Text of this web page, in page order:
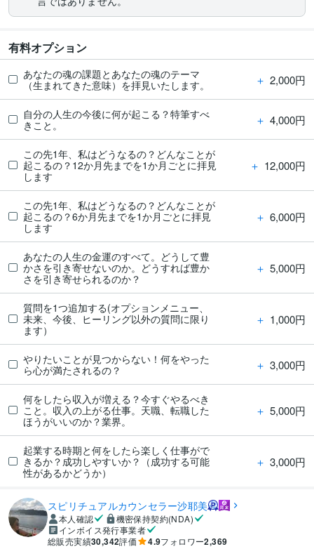
有料オプション
あなたの魂の課題とあなたの魂のテーマ
（生まれてきた意味）を拝見いたします。
＋ 2,000円
自分の人生の今後に何が起こる？特筆すべ
きこと。
＋ 4,000円
この先1年、私はどうなるの？どんなことが
起こるの？12か月先までを1か月ごとに拝見
します
＋ 12,000円
この先1年、私はどうなるの？どんなことが
起こるの？6か月先までを1か月ごとに拝見
します
＋ 6,000円
あなたの人生の金運のすべて。どうして豊
かさを引き寄せないのか。どうすれば豊か
さを引き寄せられるのか？
＋ 5,000円
質問を1つ追加する(オプションメニュー、
未来、今後、ヒーリング以外の質問に限り
ます）
＋ 1,000円
やりたいことが見つからない！何をやった
ら心が満たされるの？
＋ 3,000円
何をしたら収入が増える？今すぐやるべき
こと。収入の上がる仕事。天職、転職した
ほうがいいのか？業界。
＋ 5,000円
起業する時期と何をしたら楽しく仕事がで
きるか？成功しやすいか？（成功する可能
性があるかどうか）
＋ 3,000円
スピリチュアルカウンセラー沙耶美
本人確認
機密保持契約(NDA)
インボイス発行事業者
総販売実績30,342評価 4.9フォロワー2,369